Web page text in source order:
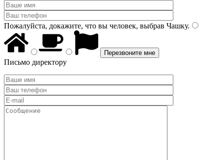
Пожалуйста, докажите, что вы человек, выбрав Чашку.
Письмо директору